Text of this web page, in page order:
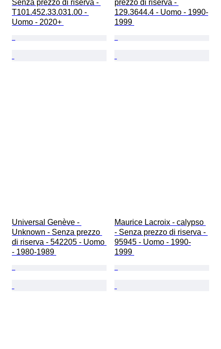
Senza prezzo di riserva -
T101.452.33.031.00 -
Uomo - 2020+
prezzo di riserva -
129.3644.4 - Uomo - 1990-
1999
Universal Genève -
Unknown - Senza prezzo
di riserva - 542205 - Uomo
- 1980-1989
Maurice Lacroix - calypso
- Senza prezzo di riserva -
95945 - Uomo - 1990-
1999